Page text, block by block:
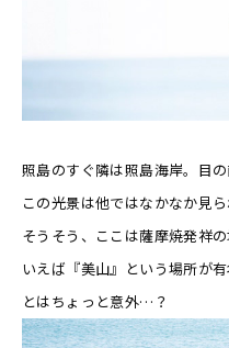
照島のすぐ隣は照島海岸。目
この光景は他ではなかなか見
そうそう、ここは薩摩焼発祥
いえば『美山』という場所が
とはちょっと意外…？